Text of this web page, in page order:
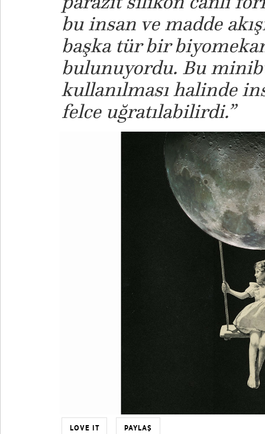
bu insan ve madde
başka tür bir
bulunuyordu. Bu
kullanılması halinde
felce uğratılabilirdi.”
LOVE IT PAYLAŞ